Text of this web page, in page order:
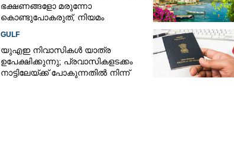
ഭക്ഷണങ്ങളോ മരുന്നോ
കൊണ്ടുപോകരുത്, നിയമം
GULF
യുഎഇ നിവാസികൾ യാത്ര
ഉപേക്ഷിക്കുന്നു; പ്രവാസികളടക്കം
നാട്ടിലേയ്ക്ക് പോകുന്നതിൽ നിന്ന്